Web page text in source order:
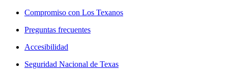
Compromiso con Los Texanos
Preguntas frecuentes
Accesibilidad
Seguridad Nacional de Texas